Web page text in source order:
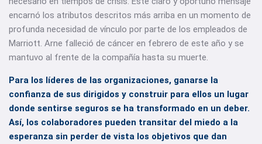
encarnó los atributos descritos más arriba en un momento de
profunda necesidad de vínculo por parte de los empleados de
Marriott. Arne falleció de cáncer en febrero de este año y se
mantuvo al frente de la compañía hasta su muerte.
Para los líderes de las organizaciones, ganarse la
confianza de sus dirigidos y construir para ellos un lugar
donde sentirse seguros se ha transformado en un deber.
Así, los colaboradores pueden transitar del miedo a la
esperanza sin perder de vista los objetivos que dan